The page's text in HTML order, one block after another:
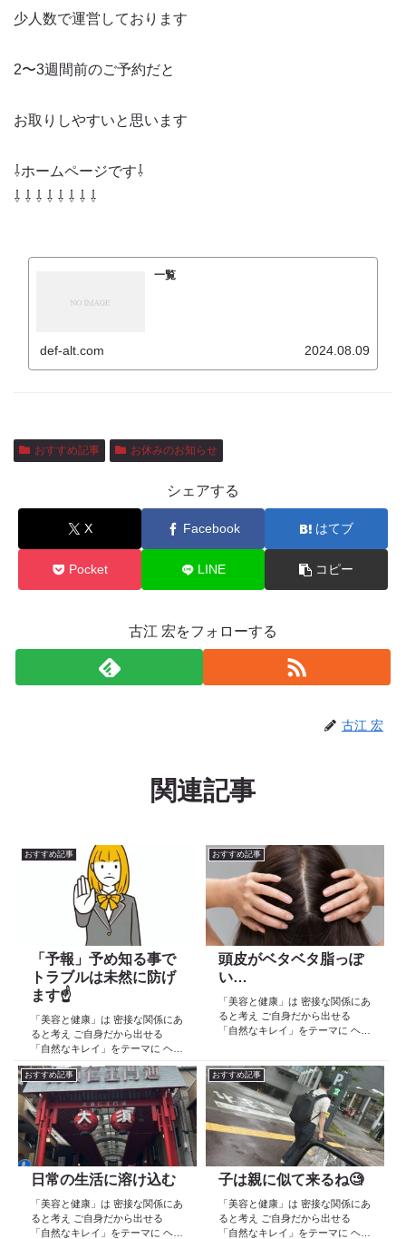
少人数で運営しております
2〜3週間前のご予約だと
お取りしやすいと思います
⇩ホームページです⇩
⇩ ⇩ ⇩ ⇩ ⇩ ⇩ ⇩ ⇩
一覧
def-alt.com 2024.08.09
おすすめ記事 お休みのお知らせ
シェアする
X Facebook はてブ
Pocket LINE コピー
古江 宏をフォローする
古江 宏
関連記事
おすすめ記事
「予報」予め知る事で
トラブルは未然に防げ
ます☝️
「美容と健康」は 密接な関係にあ
ると考え ご自身だから出せる
「自然なキレイ」をテーマに ヘア
の 「根本改善」を目的とした美容
院 Def 古江です 2023年３月30日
より スタートしたこのブログ
日々の事や...
おすすめ記事
頭皮がベタベタ脂っぽ
い…
「美容と健康」は 密接な関係にあ
ると考え ご自身だから出せる
「自然なキレイ」をテーマに ヘア
院 Def 古江です 2023年３月30日
より スタートしたこのブログ
日々の事や...
おすすめ記事
日常の生活に溶け込む
「美容と健康」は 密接な関係にあ
ると考え ご自身だから出せる
「自然なキレイ」をテーマに ヘア
おすすめ記事
子は親に似て来るね🧐
「美容と健康」は 密接な関係にあ
ると考え ご自身だから出せる
「自然なキレイ」をテーマに ヘア